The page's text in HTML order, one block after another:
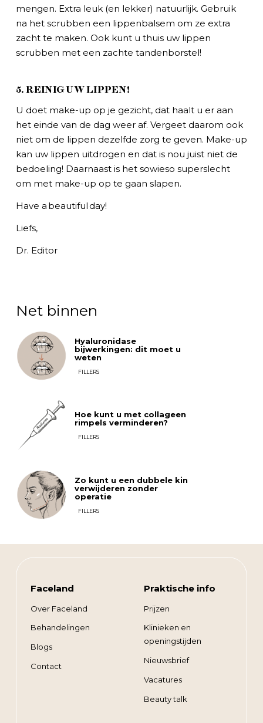
mengen. Extra leuk (en lekker) natuurlijk. Gebruik
na het scrubben een lippenbalsem om ze extra
zacht te maken. Ook kunt u thuis uw lippen
scrubben met een zachte tandenborstel!
5. REINIG UW LIPPEN!
U doet make-up op je gezicht, dat haalt u er aan
het einde van de dag weer af. Vergeet daarom ook
niet om de lippen dezelfde zorg te geven. Make-up
kan uw lippen uitdrogen en dat is nou juist niet de
bedoeling! Daarnaast is het sowieso superslecht
om met make-up op te gaan slapen.
Have a beautiful day!
Liefs,
Dr. Editor
Net binnen
Hyaluronidase
bijwerkingen: dit moet u
weten
FILLERS
Hoe kunt u met collageen
rimpels verminderen?
FILLERS
Zo kunt u een dubbele kin
verwijderen zonder
operatie
FILLERS
Faceland
Over Faceland
Behandelingen
Blogs
Contact
Praktische info
Prijzen
Klinieken en
openingstijden
Nieuwsbrief
Vacatures
Beauty talk